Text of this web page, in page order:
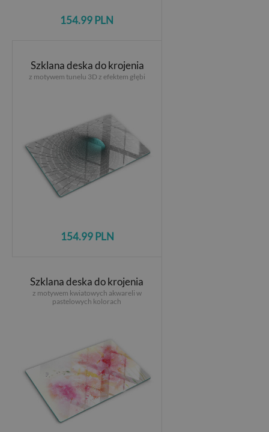
154.99 PLN
Szklana deska do krojenia
z motywem tunelu 3D z efektem głębi
154.99 PLN
Szklana deska do krojenia
z motywem kwiatowych akwareli w
pastelowych kolorach